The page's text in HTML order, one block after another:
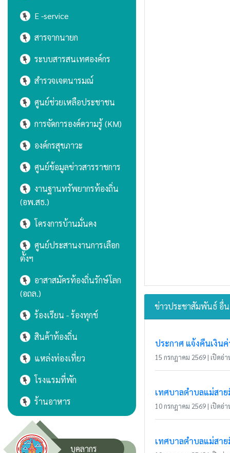
E -service
สารจากนายก
ระบบสารสนเทศองค์กร
สำรวจเจตนารมณ์
ศูนย์ช่วยเหลือประชาชน
การจัดการองค์ความรู้ (KM)
องค์กรสุขภาวะ
ศูนย์ข้อมูลข่าวสารราชการ
งานฐานทรัพยากรท้องถิ่น
(อพ.สธ.)
โครงการบ้านมั่นคง
ศูนย์ประสานงานการเลือก
ตั้งฯ
อาสาสมัครท้องถิ่นรักษ์โลก
(อถล.)
ร้องเรียน - ร้องทุกข์
สินค้าท้องถิ่น
แหล่งท่องเที่ยว
โรงแรมที่พัก
ร้านอาหาร
บุคลากร
ข่าวประชาสัมพันธ์ อื่
ประกาศ แจ้งคืนเงิน
15 กรกฎาคม 2569 | เปิดอ่า
เทศบาลตำบลแม่สา
10 กรกฎาคม 2569 | เปิดอ่า
เทศบาลตำบลแม่สา